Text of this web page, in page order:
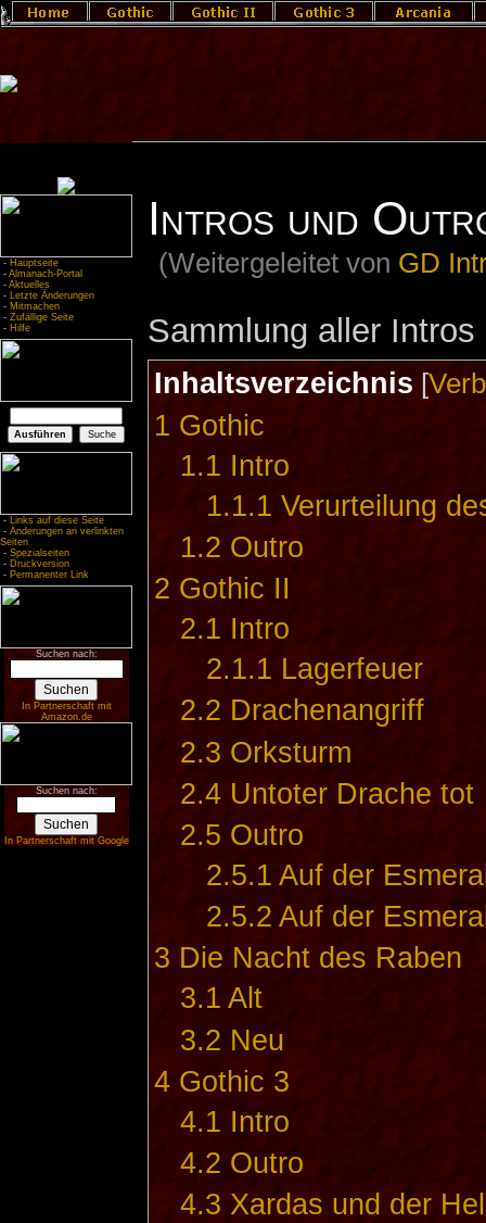
- Hauptseite
- Almanach-Portal
- Aktuelles
- Letzte Änderungen
- Mitmachen
- Zufällige Seite
- Hilfe
- Links auf diese Seite
- Änderungen an verlinkten
Seiten
- Spezialseiten
- Druckversion
- Permanenter Link
Suchen nach:
In Partnerschaft mit
Amazon.de
Suchen nach:
In Partnerschaft mit Google
Intros und
(Weitergeleitet von GD
Sammlung aller
Inhaltsverzeichnis[
1 Gothic
1.1 Intro
1.1.1 Verurteilung
1.2 Outro
2 Gothic II
2.1 Intro
2.1.1 Lagerfeuer
2.2 Drachenangriff
2.3 Orksturm
2.4 Untoter Drache tot
2.5 Outro
2.5.1 Auf der
2.5.2 Auf der
3 Die Nacht des Raben
3.1 Alt
3.2 Neu
4 Gothic 3
4.1 Intro
4.2 Outro
4.3 Xardas und der